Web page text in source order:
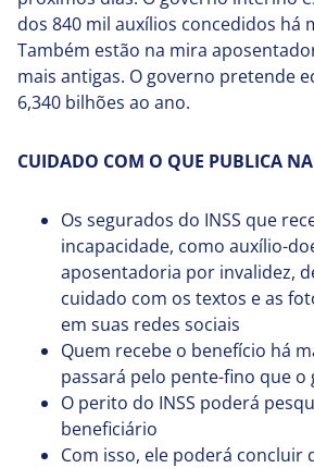
dos 840 mil auxílios concedidos há
Também estão na mira
mais antigas. O governo pretende
6,340 bilhões ao ano.
CUIDADO COM O QUE PUBLICA
Os segurados do INSS que
incapacidade, como auxílio-
aposentadoria por invalidez,
cuidado com os textos e as
em suas redes sociais
Quem recebe o benefício há
passará pelo pente-fino que o
O perito do INSS poderá
beneficiário
Com isso, ele poderá concluir